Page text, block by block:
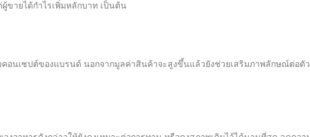
ขายได้กำไรเพิ่มหลักบาท เป็นต้น
นเซปต์ของแบรนด์ นอกจากมูลค่าสินค้าจะสูงขึ้นแล้วยังช่วยเสริมภาพลักษณ์ต่อตัว